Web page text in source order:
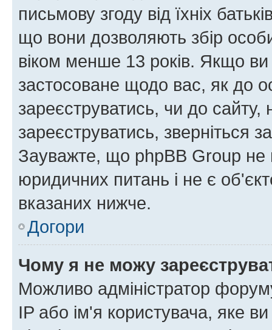
письмову згоду від їхніх
що вони дозволяють збір
віком менше 13 років. Якщо
застосоване щодо вас, як до
зареєструватись, чи до
зареєструватись, зверніться
Зауважте, що phpBB Group не
юридичних питань і не є
вказаних нижче.
Догори
Чому я не можу
Можливо адміністратор
IP або ім'я користувача, яке